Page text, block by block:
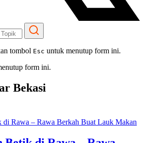
tombol Esc untuk menutup form ini.
form ini.
Bekasi